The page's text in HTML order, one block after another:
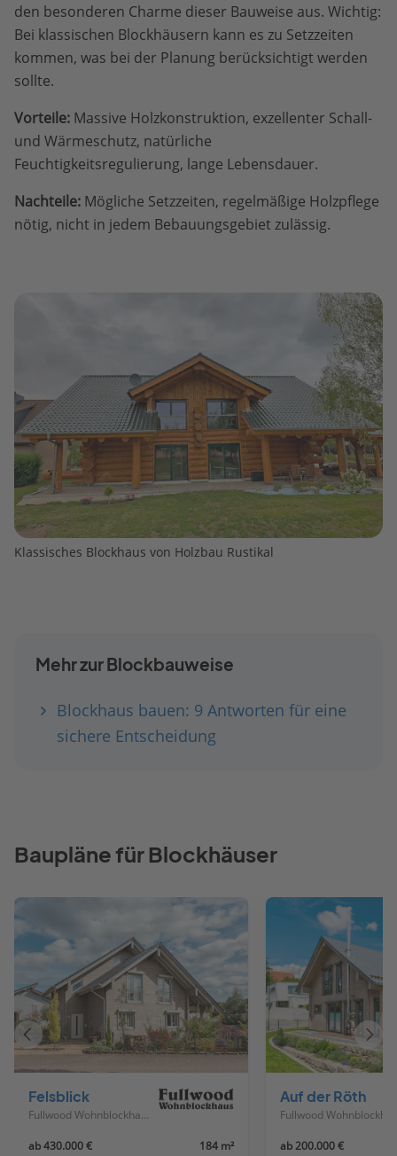
den besonderen Charme dieser Bauweise aus. Wichtig:
Bei klassischen Blockhäusern kann es zu Setzzeiten
kommen, was bei der Planung berücksichtigt werden
sollte.
Vorteile: Massive Holzkonstruktion, exzellenter Schall-
und Wärmeschutz, natürliche
Feuchtigkeitsregulierung, lange Lebensdauer.
Nachteile: Mögliche Setzzeiten, regelmäßige Holzpflege
nötig, nicht in jedem Bebauungsgebiet zulässig.
Klassisches Blockhaus von Holzbau Rustikal
Mehr zur Blockbauweise
Blockhaus bauen: 9 Antworten für eine
sichere Entscheidung
Baupläne für Blockhäuser
Felsblick
Fullwood Wohnblockhaus
ab 430.000 €
184 m²
Auf der Röth
ab 200.000 €
Vorheriges
Haus
Haus